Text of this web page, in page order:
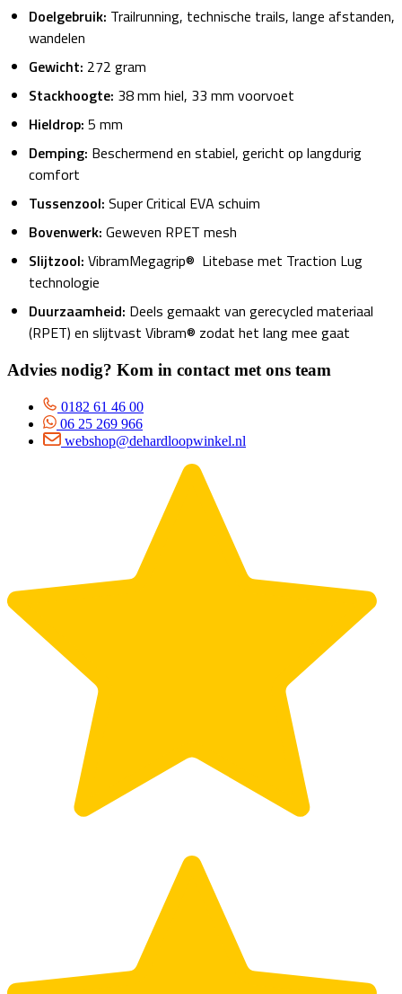
Doelgebruik: Trailrunning, technische trails, lange afstanden,
wandelen
Gewicht: 272 gram
Stackhoogte: 38 mm hiel, 33 mm voorvoet
Hieldrop: 5 mm
Demping: Beschermend en stabiel, gericht op langdurig
comfort
Tussenzool: Super Critical EVA schuim
Bovenwerk: Geweven RPET mesh
Slijtzool: VibramMegagrip® Litebase met Traction Lug
technologie
Duurzaamheid: Deels gemaakt van gerecycled materiaal
(RPET) en slijtvast Vibram® zodat het lang mee gaat
Advies nodig? Kom in contact met ons team
0182 61 46 00
06 25 269 966
webshop@dehardloopwinkel.nl